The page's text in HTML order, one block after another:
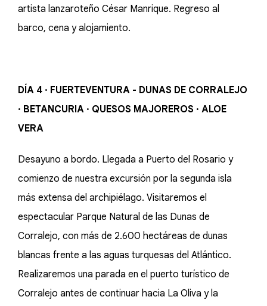
artista lanzaroteño César Manrique. Regreso al
barco, cena y alojamiento.
DÍA 4 · FUERTEVENTURA - DUNAS DE CORRALEJO
· BETANCURIA · QUESOS MAJOREROS · ALOE
VERA
Desayuno a bordo. Llegada a Puerto del Rosario y
comienzo de nuestra excursión por la segunda isla
más extensa del archipiélago. Visitaremos el
espectacular Parque Natural de las Dunas de
Corralejo, con más de 2.600 hectáreas de dunas
blancas frente a las aguas turquesas del Atlántico.
Realizaremos una parada en el puerto turístico de
Corralejo antes de continuar hacia La Oliva y la